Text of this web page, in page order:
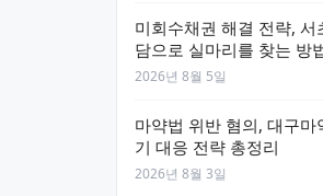
미회수채권 해결 전략, 서
담으로 실마리를 찾는 방
2026년 8월 5일
마약법 위반 혐의, 대구마
기 대응 전략 총정리
2026년 8월 3일